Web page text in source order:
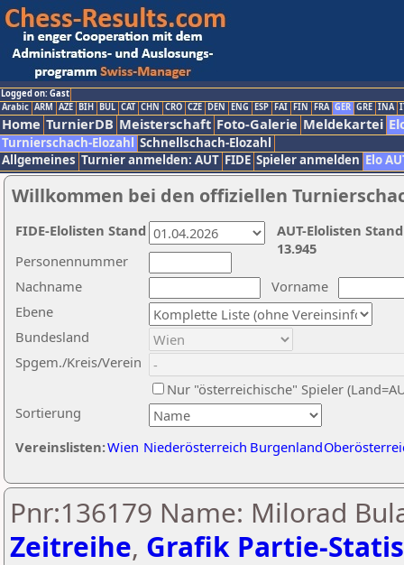
Logged on: Gast
Arabic ARM AZE BIH BUL CAT CHN CRO CZE DEN ENG ESP FAI FIN FRA GER GRE INA
Home TurnierDB Meisterschaft Foto-Galerie Meldekartei
Turnierschach-Elozahl Schnellschach-Elozahl
Allgemeines Turnier anmelden: AUT FIDE Spieler anmelden Elo
Willkommen bei den offiziellen
Nachname
Vorname
Ebene
Sortierung
Personennummer
Bundesland
Spgem./Kreis/Verein
Nur "österreichische" Spieler
Vereinslisten:Wien Niederösterreich Burgenland
AUT-Elolisten
13.945
FIDE-Elolisten Stand
Pnr:136179 Name: Milorad
Zeitreihe, Grafik Partie-